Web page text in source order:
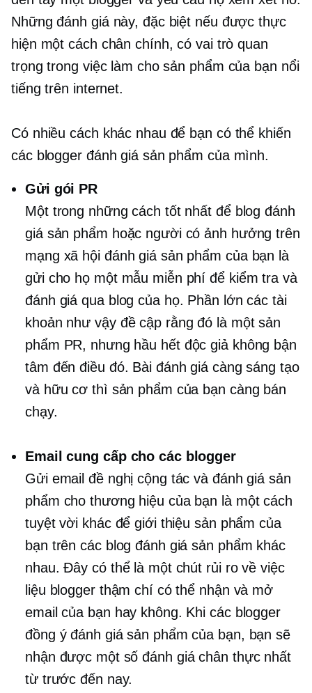
Những đánh giá này, đặc biệt nếu được thực
hiện một cách chân chính, có vai trò quan
trọng trong việc làm cho sản phẩm của bạn nổi
tiếng trên internet.
Có nhiều cách khác nhau để bạn có thể khiến
các blogger đánh giá sản phẩm của mình.
Gửi gói PR
Một trong những cách tốt nhất để blog đánh
giá sản phẩm hoặc người có ảnh hưởng trên
mạng xã hội đánh giá sản phẩm của bạn là
gửi cho họ một mẫu miễn phí để kiểm tra và
đánh giá qua blog của họ. Phần lớn các tài
khoản như vậy đề cập rằng đó là một sản
phẩm PR, nhưng hầu hết độc giả không bận
tâm đến điều đó. Bài đánh giá càng sáng tạo
và hữu cơ thì sản phẩm của bạn càng bán
chạy.
Email cung cấp cho các blogger
Gửi email đề nghị cộng tác và đánh giá sản
phẩm cho thương hiệu của bạn là một cách
tuyệt vời khác để giới thiệu sản phẩm của
bạn trên các blog đánh giá sản phẩm khác
nhau. Đây có thể là một chút rủi ro về việc
liệu blogger thậm chí có thể nhận và mở
email của bạn hay không. Khi các blogger
đồng ý đánh giá sản phẩm của bạn, bạn sẽ
nhận được một số đánh giá chân thực nhất
từ ​​trước đến nay.